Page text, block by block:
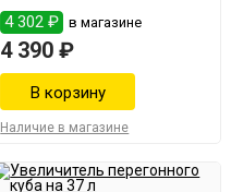
4 302 ₽ в магазине
4 390 ₽
Наличие в магазине